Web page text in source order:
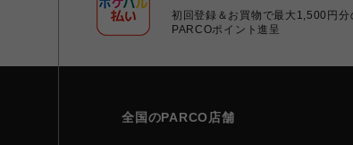
初回登録＆お買物で最大1,500円分
PARCOポイント進呈
全国のPARCO店舗